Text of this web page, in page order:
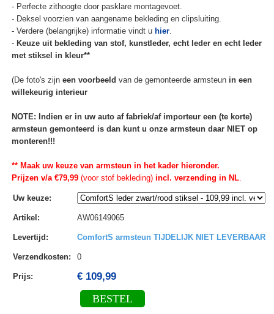
- Perfecte zithoogte door pasklare montagevoet.
- Deksel voorzien van aangename bekleding en clipsluiting.
- Verdere (belangrijke) informatie vindt u hier.
- Keuze uit bekleding van stof, kunstleder, echt leder en echt leder
met stiksel in kleur**
(De foto's zijn een voorbeeld van de gemonteerde armsteun in een
willekeurig interieur
NOTE: Indien er in uw auto af fabriek/af importeur een (te korte)
armsteun gemonteerd is dan kunt u onze armsteun daar NIET op
monteren!!!
** Maak uw keuze van armsteun in het kader hieronder.
Prijzen v/a €79,99(voor stof bekleding)incl. verzending in NL.
Uw keuze:
Artikel : AW06149065
Levertijd : ComfortS armsteun TIJDELIJK NIET LEVERBAAR
Verzendkosten: 0
Prijs: € 109,99
BESTEL